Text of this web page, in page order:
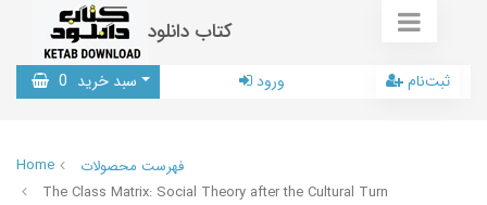
کتاب دانلود
سبد خرید 0 ورود ثبت‌نام
Home
فهرست محصولات
The Class Matrix: Social Theory after the Cultural Turn